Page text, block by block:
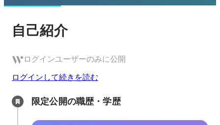
自己紹介
ログインユーザーのみに公開
ログインして続きを読む
限定公開の職歴・学歴